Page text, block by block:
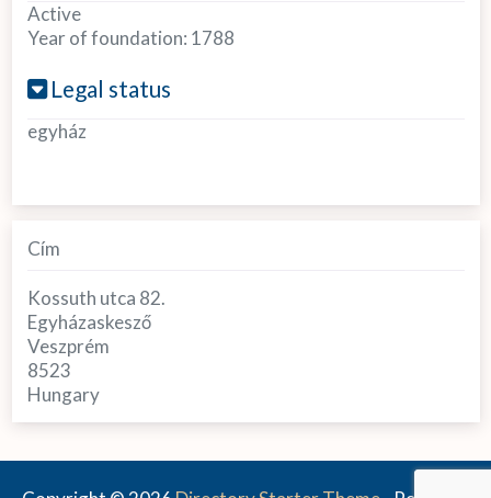
Active
Year of foundation: 1788
Legal status
egyház
Cím
Kossuth utca 82.
Egyházaskesző
Veszprém
8523
Hungary